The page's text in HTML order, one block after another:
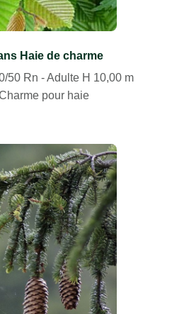
Haie de charme
50 Rn - Adulte H 10,00 m
pour haie